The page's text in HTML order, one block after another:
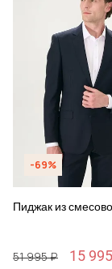
-69%
Пиджак из
51 995 ₽ 15